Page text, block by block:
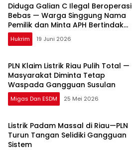
Diduga Galian C Ilegal Beroperasi
Bebas — Warga Singgung Nama
Pemilik dan Minta APH Bertindak
Tegas
Hukrim 19 Juni 2026
PLN Klaim Listrik Riau Pulih Total —
Masyarakat Diminta Tetap
Waspada Gangguan Susulan
Migas Dan ESDM 25 Mei 2026
Listrik Padam Massal di Riau—PLN
Turun Tangan Selidiki Gangguan
Sistem